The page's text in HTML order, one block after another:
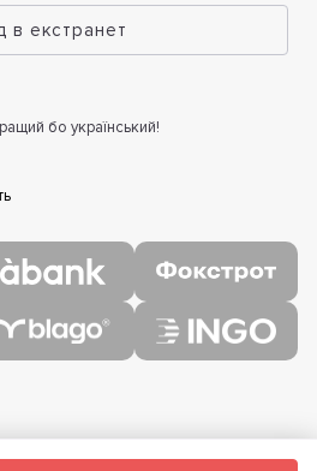
в екстранет
бо український!